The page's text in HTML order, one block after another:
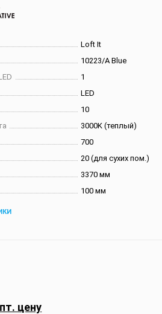
Loft It
10223/A Blue
1
LED
10
3000K (теплый)
700
20 (для сухих пом.)
3370 мм
100 мм
цену